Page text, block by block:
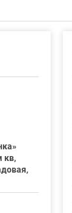
кв,